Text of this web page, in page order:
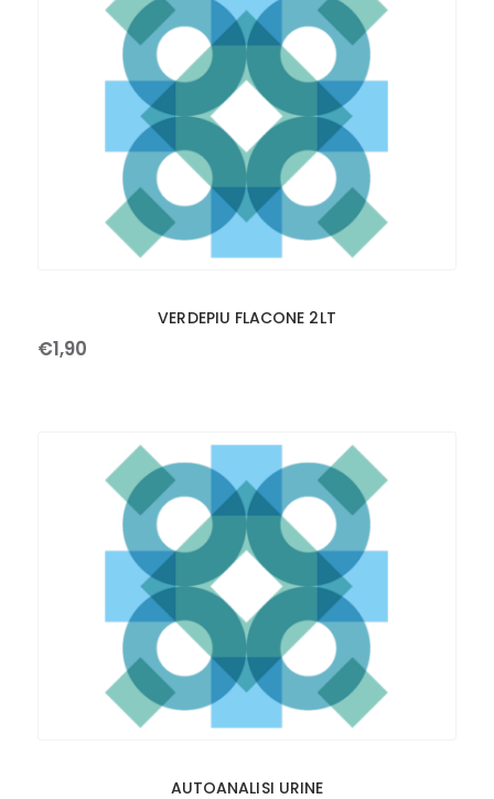
VERDEPIU FLACONE 2LT
€1,90
AUTOANALISI URINE